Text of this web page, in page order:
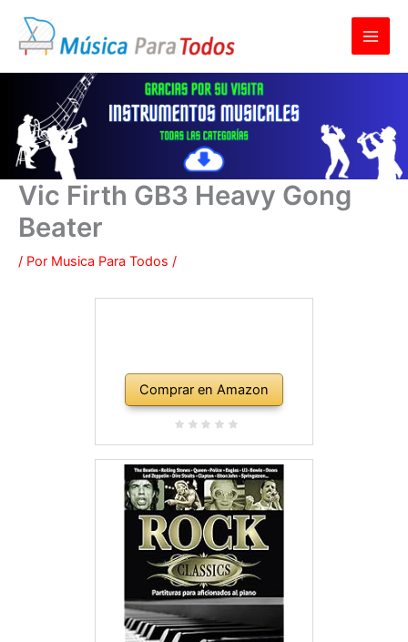
contenido
Vic Firth GB3 Heavy Gong
Beater
/ Por Musica Para Todos /
Comprar en Amazon